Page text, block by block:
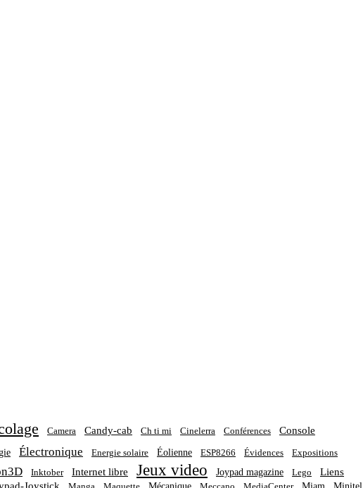
Camera Candy-cab Ch ti mi Cinelerra Conférences Console
Électronique Energie solaire Éolienne ESP8266 Évidences
Expositions
Inktober Internet libre Jeux video Joypad magazine Lego
Liens